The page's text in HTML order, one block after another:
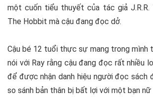
một cuốn tiểu thuyết của tác giả J.R.R.
The Hobbit mà cậu đang đọc dở.
Cậu bé 12 tuổi thực sự mang trong mình
nói với Ray rằng cậu đang đọc rất nhiều
để được nhận danh hiệu người đọc sách
so sánh bản thân bị bất lợi với một bạn